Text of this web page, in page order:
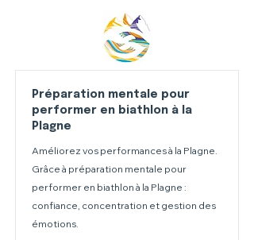
Préparation mentale pour
performer en biathlon à la
Plagne
Améliorez vos performances à la Plagne.
Grâce à préparation mentale pour
performer en biathlon à la Plagne :
confiance, concentration et gestion des
émotions.